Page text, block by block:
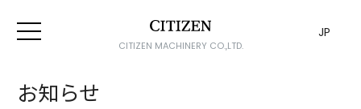
CITIZEN MACHINERY CO.,LTD.
JP
お知らせ